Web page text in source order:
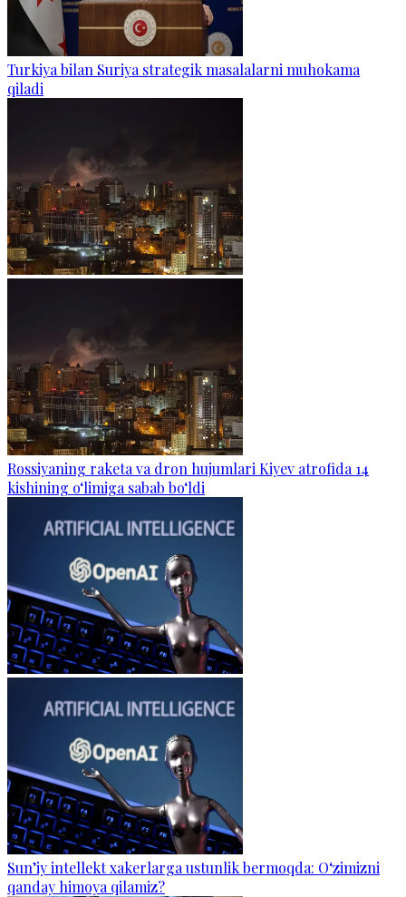
Turkiya bilan Suriya strategik masalalarni muhokama
qiladi
Rossiyaning raketa va dron hujumlari Kiyev atrofida 14
kishining o‘limiga sabab bo‘ldi
Sun’iy intellekt xakerlarga ustunlik bermoqda: O‘zimizni
qanday himoya qilamiz?